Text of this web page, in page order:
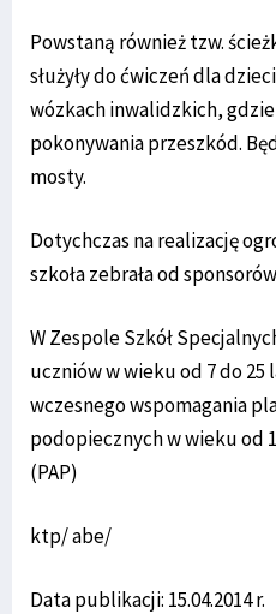
Powstaną również tzw.
służyły do ćwiczeń dla
wózkach inwalidzkich,
pokonywania przeszkód.
mosty.
Dotychczas na realizację
szkoła zebrała od
W Zespole Szkół
uczniów w wieku od 7 do 25
wczesnego wspomagania
podopiecznych w wieku od
(PAP)
ktp/ abe/
Data publikacji: 15.04.2014 r.